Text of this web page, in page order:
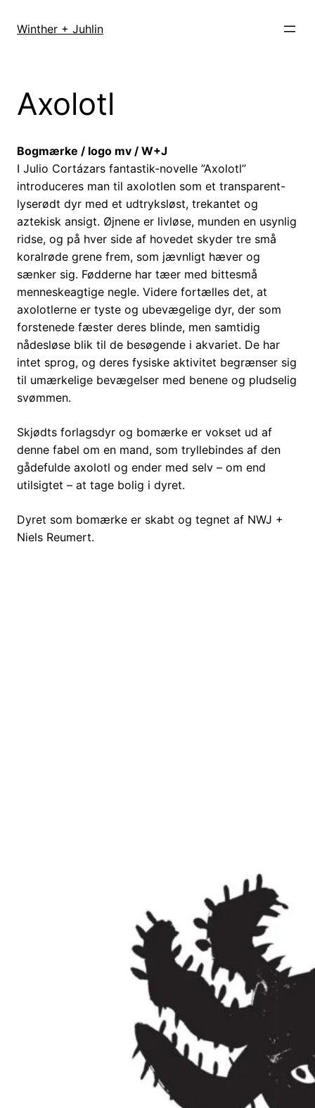
Winther + Juhlin
Axolotl
Bogmærke / logo mv / W+J
I Julio Cortázars fantastik-novelle ”Axolotl”
introduceres man til axolotlen som et transparent-
lyserødt dyr med et udtryksløst, trekantet og
aztekisk ansigt. Øjnene er livløse, munden en usynlig
ridse, og på hver side af hovedet skyder tre små
koralrøde grene frem, som jævnligt hæver og
sænker sig. Fødderne har tæer med bittesmå
menneskeagtige negle. Videre fortælles det, at
axolotlerne er tyste og ubevægelige dyr, der som
forstenede fæster deres blinde, men samtidig
nådesløse blik til de besøgende i akvariet. De har
intet sprog, og deres fysiske aktivitet begrænser sig
til umærkelige bevægelser med benene og pludselig
svømmen.
Skjødts forlagsdyr og bomærke er vokset ud af
denne fabel om en mand, som tryllebindes af den
gådefulde axolotl og ender med selv – om end
utilsigtet – at tage bolig i dyret.
Dyret som bomærke er skabt og tegnet af NWJ +
Niels Reumert.